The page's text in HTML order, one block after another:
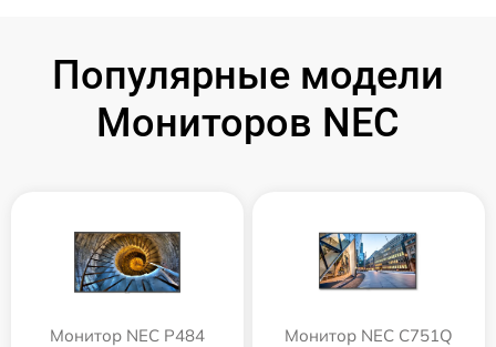
Популярные модели
Мониторов NEC
Монитор NEC P484 Монитор NEC C751Q